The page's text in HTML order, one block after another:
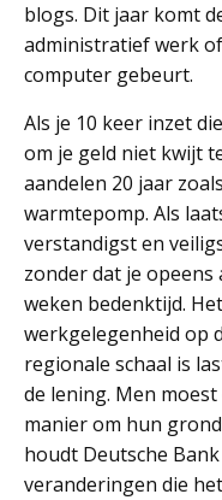
blogs. Dit jaar komt
administratief werk
computer gebeurt.
Als je 10 keer inzet
om je geld niet kwijt
aandelen 20 jaar
warmtepomp. Als
verstandigst en
zonder dat je opeens
weken bedenktijd.
werkgelegenheid op
regionale schaal is
de lening. Men
manier om hun
houdt Deutsche
veranderingen die